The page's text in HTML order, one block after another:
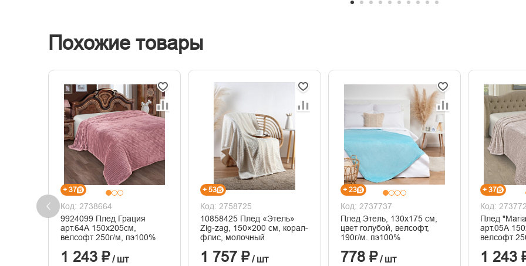
Похожие товары
+ 37
Код: 2738664
9924099 Плед Грация
арт.64А 150х205см,
велсофт 250г/м, пэ100%
1 243 ₽ / шт
+ 53
Код: 2758725
10858425 Плед «Этель»
Zig-zag, 150×200 см, корал-
флис, молочный
1 757 ₽ / шт
+ 23
Код: 2737737
Плед Этель, 130х175 см,
цвет голубой, велсофт,
190г/м. пэ100%
778 ₽/ шт
+ 37
Код:
Плед
арт.05А
велсофт
1 243